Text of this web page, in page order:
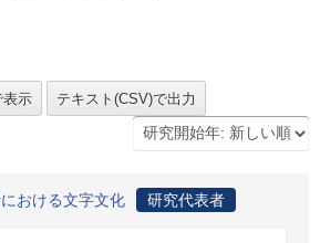
おける文字文化 研究代表者